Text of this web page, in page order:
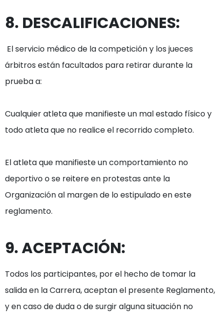
8. DESCALIFICACIONES:
árbitros están facultados para retirar durante la
prueba a:
Cualquier atleta que manifieste un mal estado físico y
todo atleta que no realice el recorrido completo.
El atleta que manifieste un comportamiento no
deportivo o se reitere en protestas ante la
Organización al margen de lo estipulado en este
reglamento.
9. ACEPTACIÓN:
Todos los participantes, por el hecho de tomar la
salida en la Carrera, aceptan el presente Reglamento,
y en caso de duda o de surgir alguna situación no